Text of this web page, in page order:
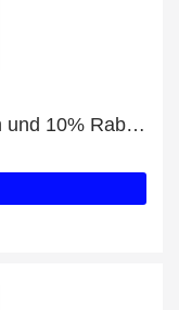
Rundreisen in Schottland Aktion und 10% Rabatt Ausverkauf